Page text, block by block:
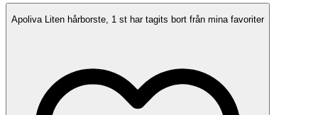
Apoliva Liten hårborste, 1 st har tagits bort från mina favoriter